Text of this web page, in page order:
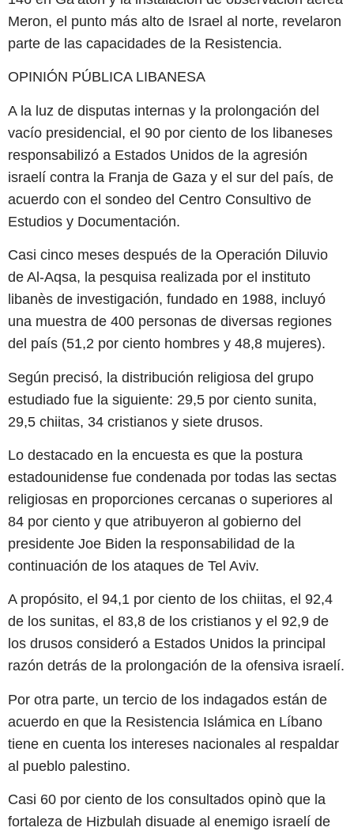
Meron, el punto más alto de Israel al norte, revelaron
parte de las capacidades de la Resistencia.
OPINIÓN PÚBLICA LIBANESA
A la luz de disputas internas y la prolongación del
vacío presidencial, el 90 por ciento de los libaneses
responsabilizó a Estados Unidos de la agresión
israelí contra la Franja de Gaza y el sur del país, de
acuerdo con el sondeo del Centro Consultivo de
Estudios y Documentación.
Casi cinco meses después de la Operación Diluvio
de Al-Aqsa, la pesquisa realizada por el instituto
libanès de investigación, fundado en 1988, incluyó
una muestra de 400 personas de diversas regiones
del país (51,2 por ciento hombres y 48,8 mujeres).
Según precisó, la distribución religiosa del grupo
estudiado fue la siguiente: 29,5 por ciento sunita,
29,5 chiitas, 34 cristianos y siete drusos.
Lo destacado en la encuesta es que la postura
estadounidense fue condenada por todas las sectas
religiosas en proporciones cercanas o superiores al
84 por ciento y que atribuyeron al gobierno del
presidente Joe Biden la responsabilidad de la
continuación de los ataques de Tel Aviv.
A propósito, el 94,1 por ciento de los chiitas, el 92,4
de los sunitas, el 83,8 de los cristianos y el 92,9 de
los drusos consideró a Estados Unidos la principal
razón detrás de la prolongación de la ofensiva israelí.
Por otra parte, un tercio de los indagados están de
acuerdo en que la Resistencia Islámica en Líbano
tiene en cuenta los intereses nacionales al respaldar
al pueblo palestino.
Casi 60 por ciento de los consultados opinò que la
fortaleza de Hizbulah disuade al enemigo israelí de